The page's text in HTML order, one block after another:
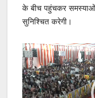
के बीच पहुंचकर
सुनिश्चित करेगी।
Video
Player